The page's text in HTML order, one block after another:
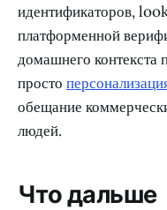
идентификаторов,
платформенной
домашнего контекста
просто
обещание
людей.
Что дальше